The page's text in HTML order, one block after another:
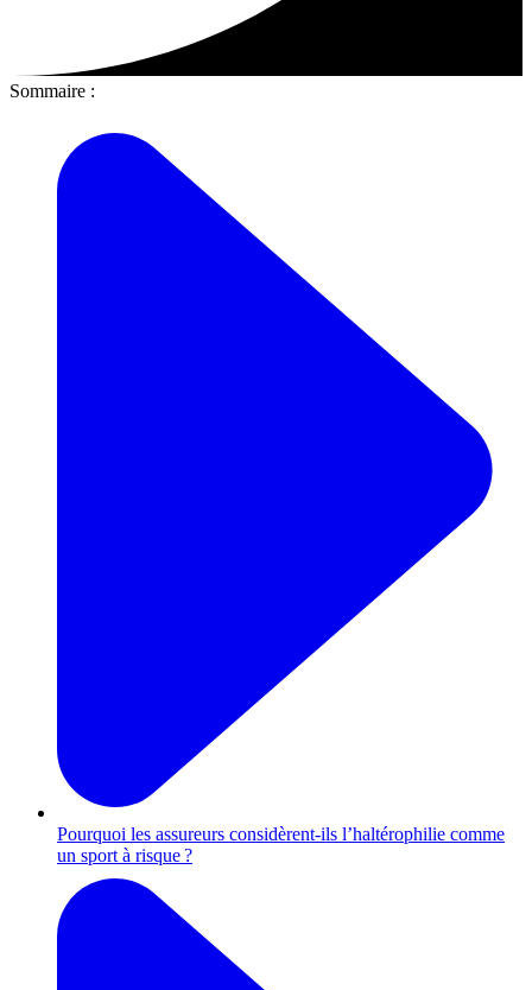
Sommaire :
Pourquoi les assureurs considèrent-ils l’haltérophilie comme
un sport à risque ?